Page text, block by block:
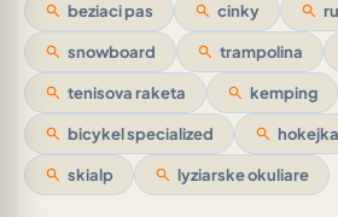
search beziaci pas search cinky search
search snowboard search trampolina
search tenisova raketa search kemping
search bicykel specialized search hokejka
search skialp search lyziarske okuliare